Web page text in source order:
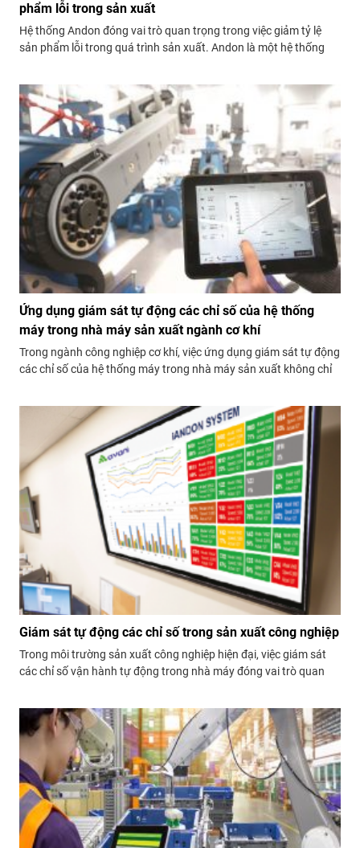
phẩm lỗi trong sản xuất
Hệ thống Andon đóng vai trò quan trọng trong việc giảm tỷ lệ
sản phẩm lỗi trong quá trình sản xuất. Andon là một hệ thống
liên tục tình trạng vận hành của các máy móc và quy trình...
Ứng dụng giám sát tự động các chỉ số của hệ thống
máy trong nhà máy sản xuất ngành cơ khí
Trong ngành công nghiệp cơ khí, việc ứng dụng giám sát tự động
các chỉ số của hệ thống máy trong nhà máy sản xuất không chỉ
suất, độ chính xác và an toàn trong...
Giám sát tự động các chỉ số trong sản xuất công nghiệp
Trong môi trường sản xuất công nghiệp hiện đại, việc giám sát
các chỉ số vận hành tự động trong nhà máy đóng vai trò quan
động không chỉ giúp nâng cao năng suất mà còn...